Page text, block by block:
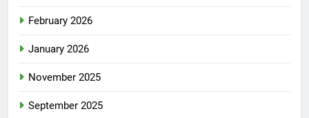
February 2026
January 2026
November 2025
September 2025